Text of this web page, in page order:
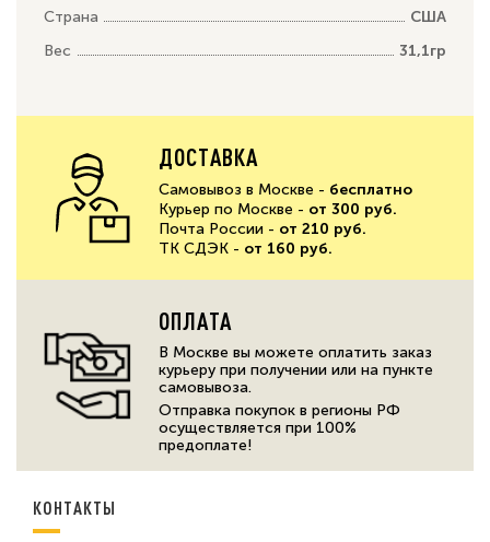
Страна
США
Вес
31,1гр
ДОСТАВКА
Самовывоз в Москве - бесплатно
Курьер по Москве - от 300 руб.
Почта России - от 210 руб.
ТК СДЭК - от 160 руб.
ОПЛАТА
В Москве вы можете оплатить заказ
курьеру при получении или на пункте
самовывоза.
Отправка покупок в регионы РФ
осуществляется при 100%
предоплате!
КОНТАКТЫ